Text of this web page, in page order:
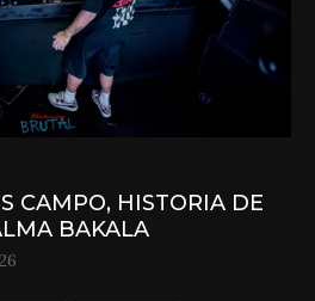
CAMPO, HISTORIA DE
BAKALA